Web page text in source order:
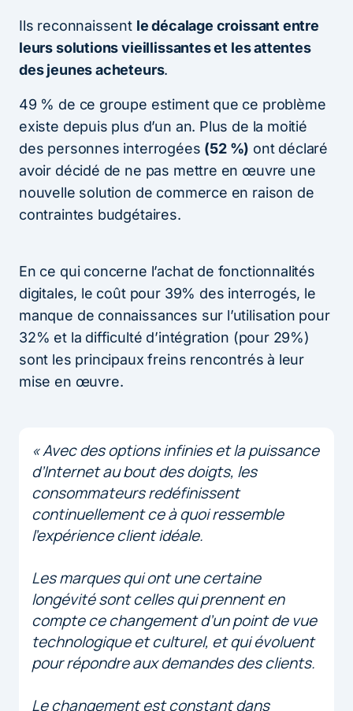
Ils reconnaissent le décalage croissant entre
leurs solutions vieillissantes et les attentes
des jeunes acheteurs.
49 % de ce groupe estiment que ce problème
existe depuis plus d’un an. Plus de la moitié
des personnes interrogées (52 %) ont déclaré
avoir décidé de ne pas mettre en œuvre une
nouvelle solution de commerce en raison de
contraintes budgétaires.
En ce qui concerne l’achat de fonctionnalités
digitales, le coût pour 39% des interrogés, le
manque de connaissances sur l’utilisation pour
32% et la difficulté d’intégration (pour 29%)
sont les principaux freins rencontrés à leur
mise en œuvre.
« Avec des options infinies et la puissance
d’Internet au bout des doigts, les
consommateurs redéfinissent
continuellement ce à quoi ressemble
l’expérience client idéale.
Les marques qui ont une certaine
longévité sont celles qui prennent en
compte ce changement d’un point de vue
technologique et culturel, et qui évoluent
pour répondre aux demandes des clients.
Le changement est constant dans